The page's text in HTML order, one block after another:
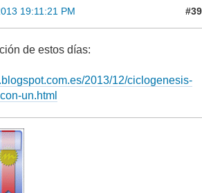
19:11:21 PM #39
de estos días:
2013/12/ciclogenesis-
un.html